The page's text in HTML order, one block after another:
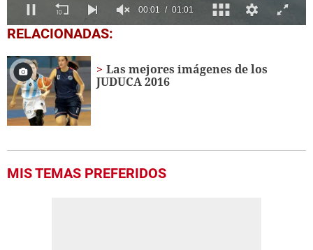
0
seconds
1
minute,
second
RELACIONADAS:
Las mejores imágenes de los
JUDUCA 2016
MIS TEMAS PREFERIDOS